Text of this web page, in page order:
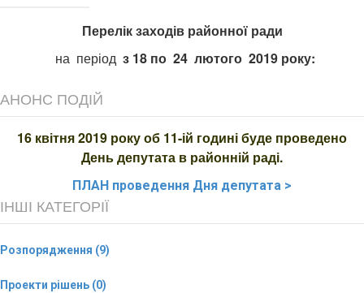
Перелік заходів районної ради
на період з 18 по 24 лютого 2019 року:
АНОНС ПОДІЙ
16 квітня 2019 року об 11-ій годині буде проведено
День депутата в районній раді.
ПЛАН проведення Дня депутата >
ІНШІ КАТЕГОРІЇ
Розпорядження (9)
Проекти рішень (0)